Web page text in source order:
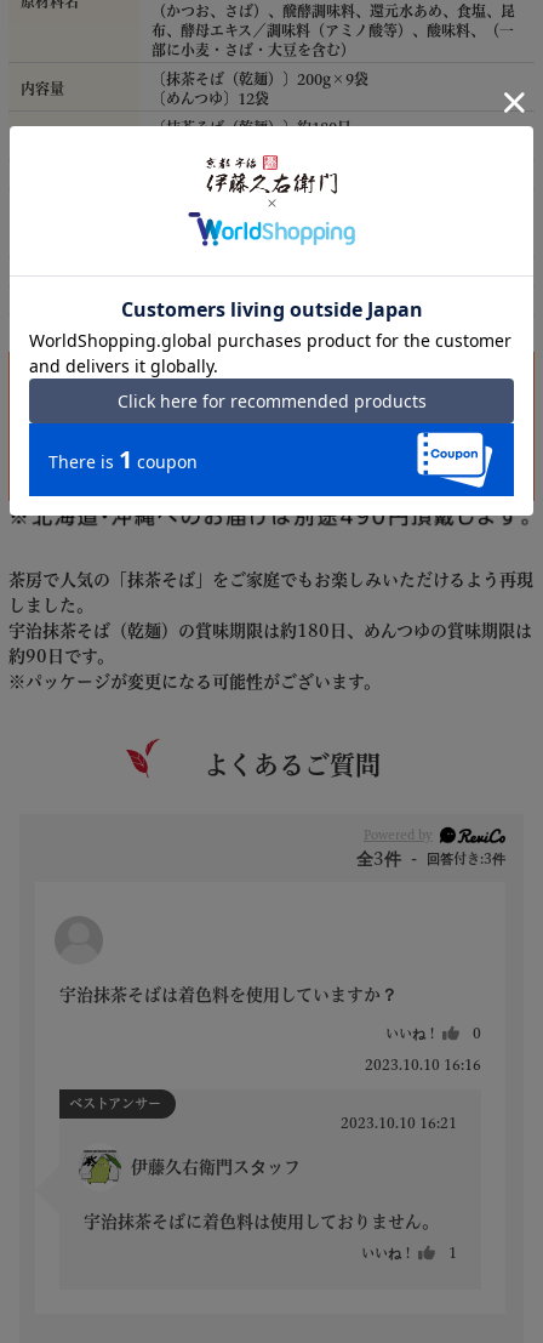
（かつお、さば）、醗酵調味料、還元水あめ、食塩、昆
布、酵母エキス／調味料（アミノ酸等）、酸味料、（一
部に小麦・さば・大豆を含む）
内容量
〔抹茶そば（乾麺）〕200g×9袋
〔めんつゆ〕12袋
〔抹茶そば（乾麺）〕約180日
直射日光・高温多湿を避け、保存してください
株式会社伊藤久右衛門
京都府宇治市莵道荒槙19-3
0120-27-3993
外装サイズ
約縦21.7cm×横23cm×高さ10cm
小麦、そば、さば、大豆
茶房で人気の「抹茶そば」をご家庭でもお楽しみいただけるよう再現
しました。
宇治抹茶そば（乾麺）の賞味期限は約180日、めんつゆの賞味期限は
約90日です。
※パッケージが変更になる可能性がございます。
よくあるご質問
Powered by
全3件 回答付き:3件
宇治抹茶そばは着色料を使用していますか？
いいね！ 0
2023.10.10 16:16
2023.10.10 16:21
伊藤久右衛門スタッフ
宇治抹茶そばに着色料は使用しておりません。
いいね！ 1
ベストアンサー